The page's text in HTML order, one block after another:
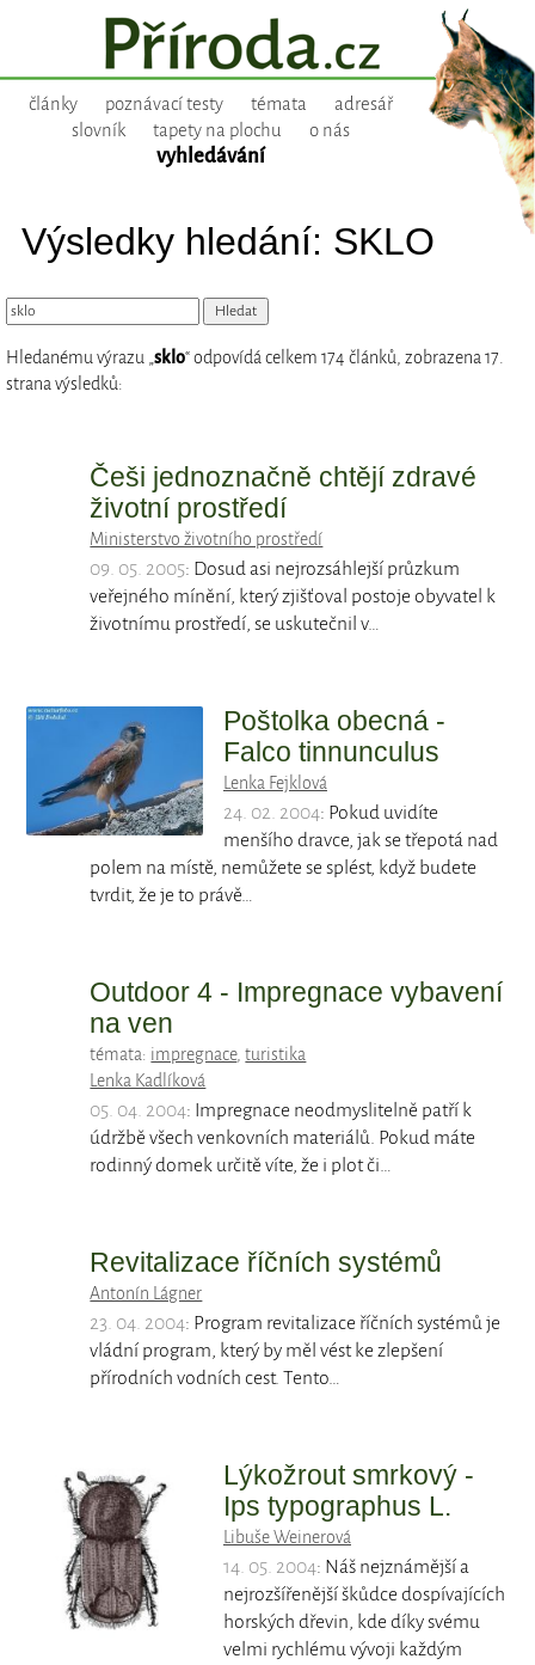
články poznávací testy témata
adresář
slovník
tapety na plochu o nás
vyhledávání
Výsledky hledání: SKLO
Hledanému výrazu „sklo“ odpovídá celkem 174 článků, zobrazena 17.
strana výsledků:
Češi jednoznačně chtějí zdravé
životní prostředí
Ministerstvo životního prostředí
09. 05. 2005: Dosud asi nejrozsáhlejší průzkum
veřejného mínění, který zjišťoval postoje obyvatel k
životnímu prostředí, se uskutečnil v…
Poštolka obecná -
Falco tinnunculus
Lenka Fejklová
24. 02. 2004: Pokud uvidíte
menšího dravce, jak se třepotá nad
polem na místě, nemůžete se splést, když budete
tvrdit, že je to právě…
Outdoor 4 - Impregnace vybavení
na ven
témata: impregnace,turistika
Lenka Kadlíková
05. 04. 2004: Impregnace neodmyslitelně patří k
údržbě všech venkovních materiálů. Pokud máte
rodinný domek určitě víte, že i plot či…
Revitalizace říčních systémů
Antonín Lágner
23. 04. 2004: Program revitalizace říčních systémů je
vládní program, který by měl vést ke zlepšení
přírodních vodních cest. Tento…
Lýkožrout smrkový -
Ips typographus L.
Libuše Weinerová
14. 05. 2004: Náš nejznámější a
nejrozšířenější škůdce dospívajících
horských dřevin, kde díky svému
velmi rychlému vývoji každým